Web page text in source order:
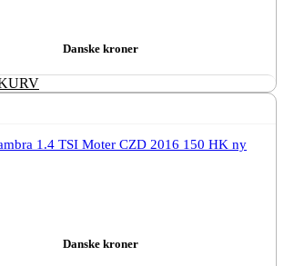
Danske kroner
1.4 TSI Moter CZD 2016 150 HK ny
Danske kroner